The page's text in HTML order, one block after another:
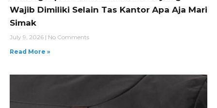
Wajib Dimiliki Selain Tas Kantor Apa Aja Mari
Simak
July 9, 2026
No Comments
Read More »